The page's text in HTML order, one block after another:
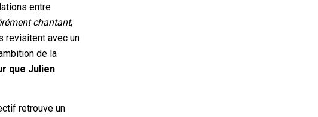
entre
chantant,
revisitent avec un
de la
que Julien
retrouve un